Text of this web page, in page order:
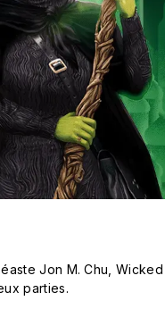
Jon M. Chu,
parties.